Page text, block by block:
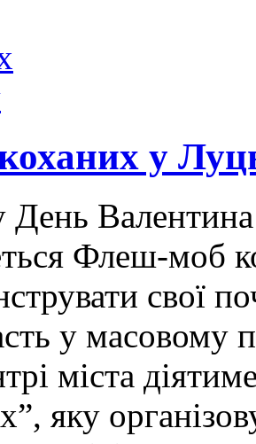
у
Флеш-моб
свої
у масовому
міста
яку